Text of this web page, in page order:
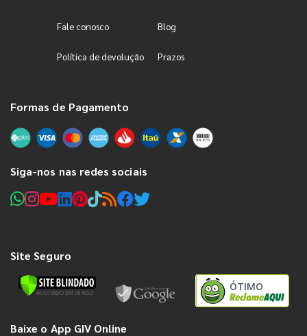
Fale conosco Blog
Política de devolução Prazos
Formas de Pagamento
Siga-nos nas redes sociais
Site Seguro
ÓTIMO
Baixe o App GIV Online